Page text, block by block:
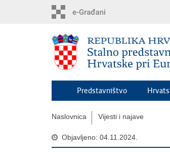
Predstavništvo
Naslovnica Vijesti i najave
Objavljeno: 04.11.2024.